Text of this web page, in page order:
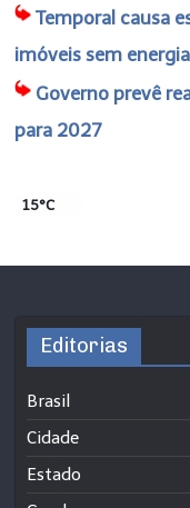
Temporal causa
imóveis sem
Governo prevê
para 2027
15°C
Editorias
Brasil
Cidade
Estado